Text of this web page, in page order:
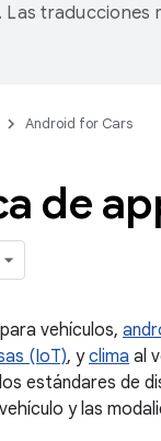
traducciones
Android for Cars
de
vehículos,
(IoT), yclima al
estándares de
y las